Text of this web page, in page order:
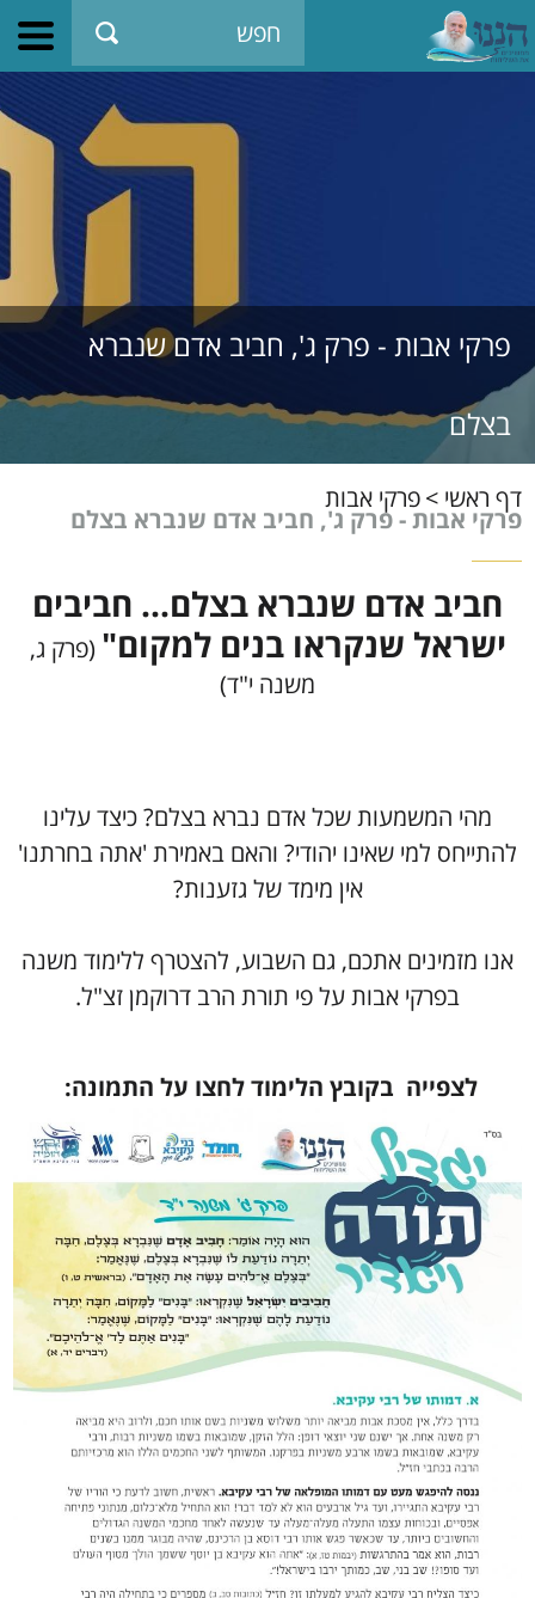
פרקי אבות - פרק ג', חביב אדם שנברא
בצלם
דף ראשי >פרקי אבות
פרקי אבות - פרק ג', חביב אדם שנברא בצלם
חביב אדם שנברא בצלם... חביבים
ישראל שנקראו בנים למקום" (פרק ג,
משנה י"ד)
מהי המשמעות שכל אדם נברא בצלם? כיצד עלינו
להתייחס למי שאינו יהודי? והאם באמירת 'אתה בחרתנו'
אין מימד של גזענות?
אנו מזמינים אתכם, גם השבוע, להצטרף ללימוד משנה
בפרקי אבות על פי תורת הרב דרוקמן זצ"ל.
לצפייה בקובץ הלימוד לחצו על התמונה: